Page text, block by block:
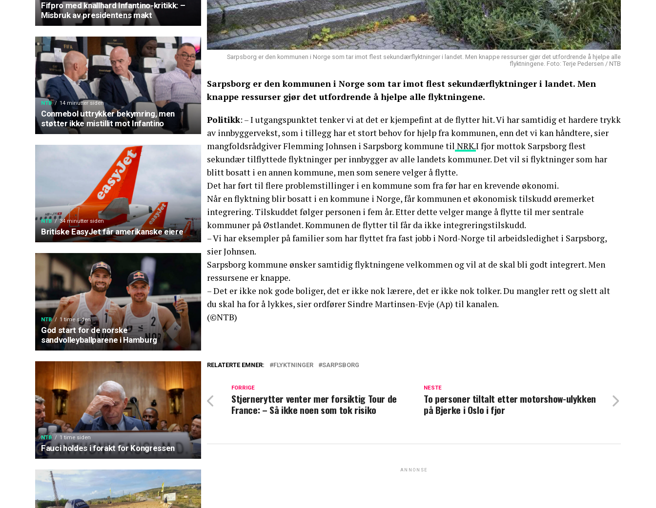
Fifpro med knallhard Infantino-kritikk: –
Misbruk av presidentens makt
NTB 14 minutter siden
Conmebol uttrykker bekymring, men
støtter ikke mistillit mot Infantino
NTB 34 minutter siden
Britiske EasyJet får amerikanske eiere
NTB 1 time siden
God start for de norske
sandvolleyballparene i Hamburg
NTB 1 time siden
Fauci holdes i forakt for Kongressen
Sarpsborg er den kommunen i Norge som tar imot flest sekundærflyktninger i landet. Men knappe ressurser gjør det utfordrende å hjelpe alle
flyktningene. Foto: Terje Pedersen / NTB
Sarpsborg er den kommunen i Norge som tar imot flest sekundærflyktninger i landet. Men
knappe ressurser gjør det utfordrende å hjelpe alle flyktningene.
Politikk: – I utgangspunktet tenker vi at det er kjempefint at de flytter hit. Vi har samtidig et hardere trykk
av innbyggervekst, som i tillegg har et stort behov for hjelp fra kommunen, enn det vi kan håndtere, sier
mangfoldsrådgiver Flemming Johnsen i Sarpsborg kommune til NRK.I fjor mottok Sarpsborg flest
sekundær tilflyttede flyktninger per innbygger av alle landets kommuner. Det vil si flyktninger som har
blitt bosatt i en annen kommune, men som senere velger å flytte.
Det har ført til flere problemstillinger i en kommune som fra før har en krevende økonomi.
Når en flyktning blir bosatt i en kommune i Norge, får kommunen et økonomisk tilskudd øremerket
integrering. Tilskuddet følger personen i fem år. Etter dette velger mange å flytte til mer sentrale
kommuner på Østlandet. Kommunen de flytter til får da ikke integreringstilskudd.
– Vi har eksempler på familier som har flyttet fra fast jobb i Nord-Norge til arbeidsledighet i Sarpsborg,
sier Johnsen.
Sarpsborg kommune ønsker samtidig flyktningene velkommen og vil at de skal bli godt integrert. Men
ressursene er knappe.
– Det er ikke nok gode boliger, det er ikke nok lærere, det er ikke nok tolker. Du mangler rett og slett alt
du skal ha for å lykkes, sier ordfører Sindre Martinsen-Evje (Ap) til kanalen.
(©NTB)
RELATERTE EMNER: FLYKTNINGER SARPSBORG
NESTE
To personer tiltalt etter motorshow-ulykken
på Bjerke i Oslo i fjor
FORRIGE
Stjernerytter venter mer forsiktig Tour de
France: – Så ikke noen som tok risiko
ANNONSE